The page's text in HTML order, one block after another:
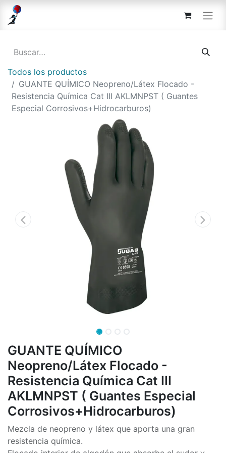
Todos los productos
GUANTE QUÍMICO Neopreno/Látex Flocado -
Resistencia Química Cat III AKLMNPST ( Guantes
Especial Corrosivos+Hidrocarburos)
GUANTE QUÍMICO
Neopreno/Látex Flocado -
Resistencia Química Cat III
AKLMNPST ( Guantes Especial
Corrosivos+Hidrocarburos)
Mezcla de neopreno y látex que aporta una gran
resistencia química.